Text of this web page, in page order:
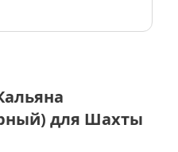
для Шахты